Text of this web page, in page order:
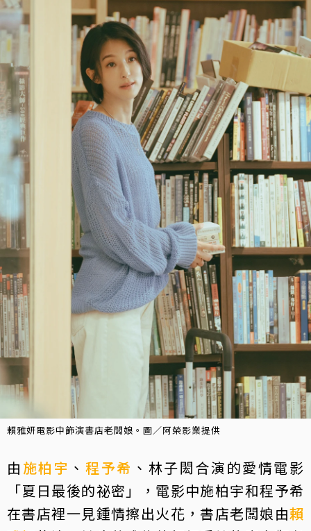
賴雅妍電影中飾演書店老闆娘。圖／阿榮影業提供
由 施柏宇 、程予希 、林子閎合演的愛情電影
「夏日最後的祕密」，電影中施柏宇和程予希
在書店裡一見鍾情擦出火花，書店老闆娘由賴